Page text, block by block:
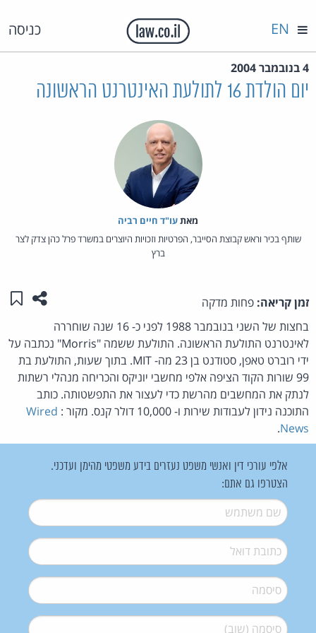
כניסה EN
4 בנובמבר 2004
יום הולדת 16 לתולעת האינטרנט הראשונה
מאת‏עו"ד חיים רביה
שותף בכיר וראש קבוצת הסייבר, הפרטיות וזכויות היוצרים במשרד פרל כהן צדק לצר
ברץ
זמן קריאה: פחות מדקה שתפו
בחצות של השני בנובמבר 1988 לפני כ- 16 שנה שוחררה
לאינטרנט התולעת הראשונה. התולעת ששמה "Morris" נכתבה על
ידי רוברט טאפן, סטודנט בן 23 מה- MIT. בתוך שעות, התולעת בת
99 שורות הקוד הציפה אלפי מחשבי יוניקס והכריחה מנהלי רשתות
לנתק את המחשבים מהרשת כדי לעצור את התפשטותה. כותב
התוכנה נידון לעבודות שירות ו- 10,000 דולר קנס. מקור :
Wired
News
.
אלפי עורכי דין ואנשי משפט נעזרים בידע משפטי מהימן ועדכני.
הצטרפו גם אתם:
שם משתמש*
דואל*
סיסמה*
סיסמה (שוב)*